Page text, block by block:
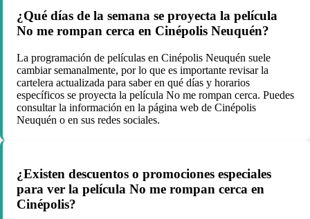
¿Qué días de la semana se proyecta la película
No me rompan cerca en Cinépolis Neuquén?
La programación de películas en Cinépolis Neuquén suele
cambiar semanalmente, por lo que es importante revisar la
cartelera actualizada para saber en qué días y horarios
específicos se proyecta la película No me rompan cerca. Puedes
consultar la información en la página web de Cinépolis
Neuquén o en sus redes sociales.
¿Existen descuentos o promociones especiales
para ver la película No me rompan cerca en
Cinépolis?